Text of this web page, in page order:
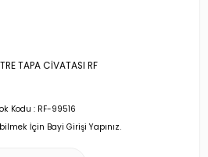
TAPA CİVATASI RF
Kodu : RF-99516
İçin Bayi Girişi Yapınız.